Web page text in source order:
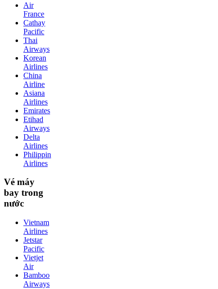
Air
France
Cathay
Pacific
Thai
Airways
Korean
Airlines
China
Airline
Asiana
Airlines
Emirates
Etihad
Airways
Delta
Airlines
Philippin
Airlines
Vé máy
bay trong
nước
Vietnam
Airlines
Jetstar
Pacific
Vietjet
Air
Bamboo
Airways